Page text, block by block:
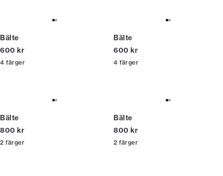
Bälte
Nuvarande pris
600 kr
4 färger
Bälte
Nuvarande pris
600 kr
4 färger
Bälte
Nuvarande pris
800 kr
2 färger
Bälte
Nuvarande pris
800 kr
2 färger